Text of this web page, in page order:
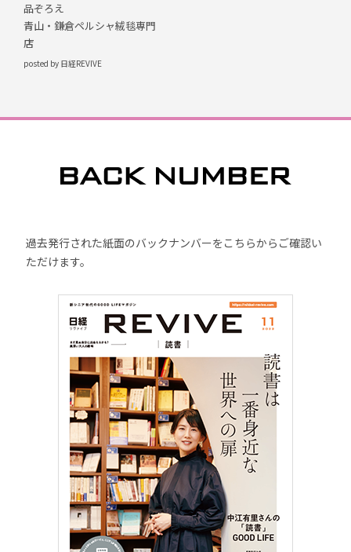
品ぞろえ
青山・鎌倉ペルシャ絨毯専門
店
posted by 日経REVIVE
過去発行された紙面のバックナンバーをこちらからご確認い
ただけます。